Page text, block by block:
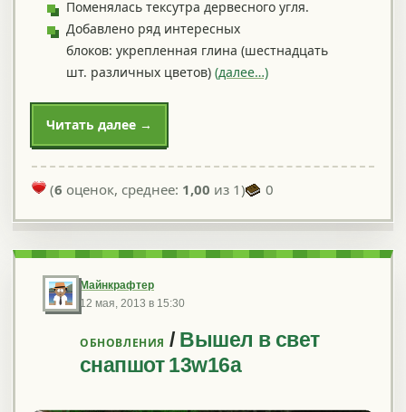
Поменялась тексутра дервесного угля.
Добавлено ряд интересных
блоков: укрепленная глина (шестнадцать
шт. различных цветов) (далее…)
Читать далее →
(6 оценок, среднее: 1,00 из 1) 0
Майнкрафтер
12 мая, 2013 в 15:30
ОБНОВЛЕНИЯ / Вышел в свет
снапшот 13w16a